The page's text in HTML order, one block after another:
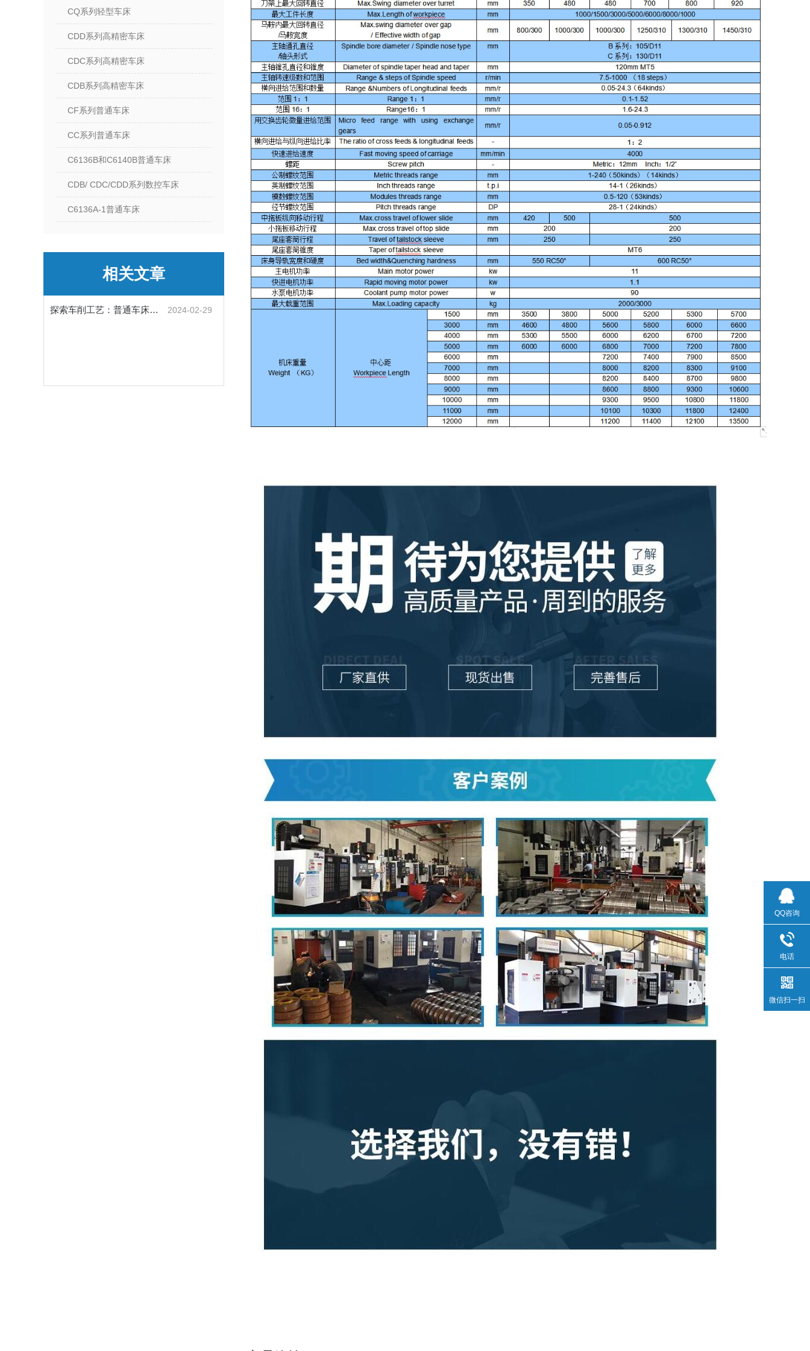
CQ系列轻型车床
CDD系列高精密车床
CDC系列高精密车床
CDB系列高精密车床
CF系列普通车床
CC系列普通车床
C6136B和C6140B普通车床
CDB/ CDC/CDD系列数控车床
C6136A-1普通车床
相关文章
探索车削工艺：普通车床的操作与技巧 2024-02-29
QQ咨询
电话
微信扫一扫